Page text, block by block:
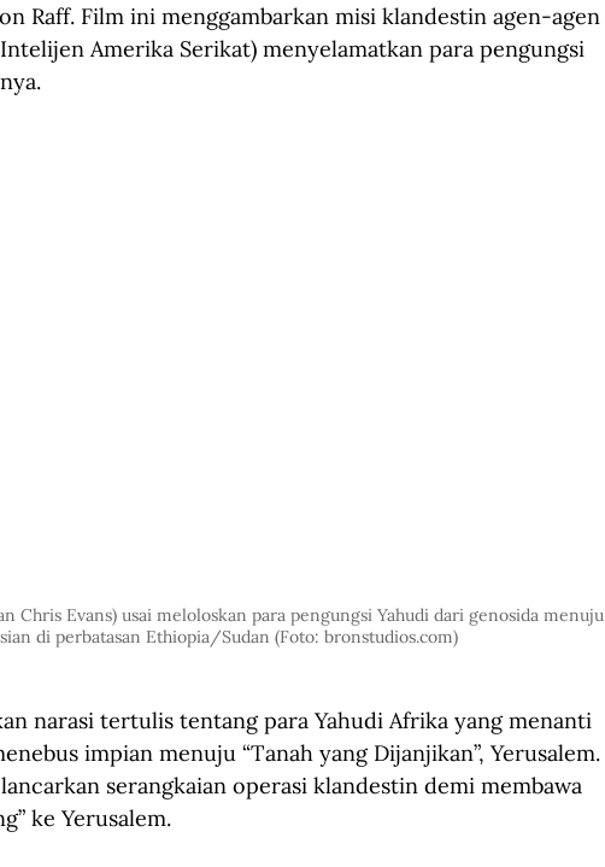
Raff. Film ini menggambarkan misi klandestin agen-agen
Amerika Serikat) menyelamatkan para pengungsi
Chris Evans) usai meloloskan para pengungsi Yahudi dari genosida menuju
di perbatasan Ethiopia/Sudan (Foto: bronstudios.com)
narasi tertulis tentang para Yahudi Afrika yang menanti
impian menuju “Tanah yang Dijanjikan”, Yerusalem.
serangkaian operasi klandestin demi membawa
ke Yerusalem.